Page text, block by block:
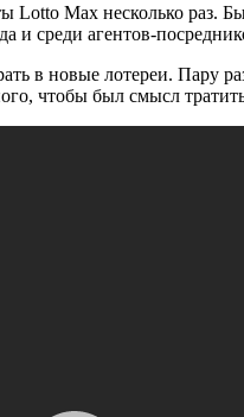
Lotto Max несколько раз.
да и среди агентов-
в новые лотереи. Пару
чтобы был смысл